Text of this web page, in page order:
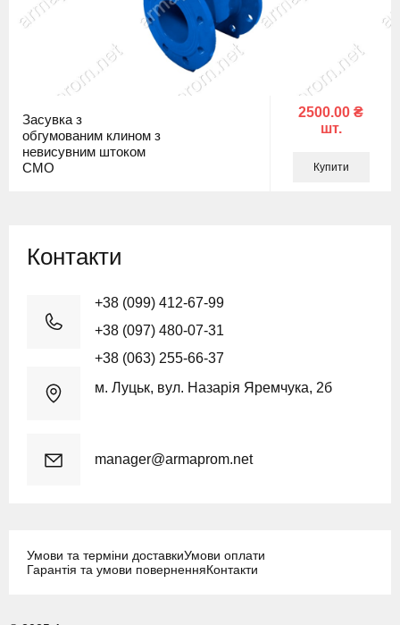
Засувка з
обгумованим клином з
невисувним штоком
СМО
2500.00 ₴
шт.
Купити
Контакти
+38 (099) 412-67-99
+38 (097) 480-07-31
+38 (063) 255-66-37
м. Луцьк, вул. Назарія Яремчука, 2б
manager@armaprom.net
Умови та терміни доставкиУмови оплати
Гарантія та умови поверненняКонтакти